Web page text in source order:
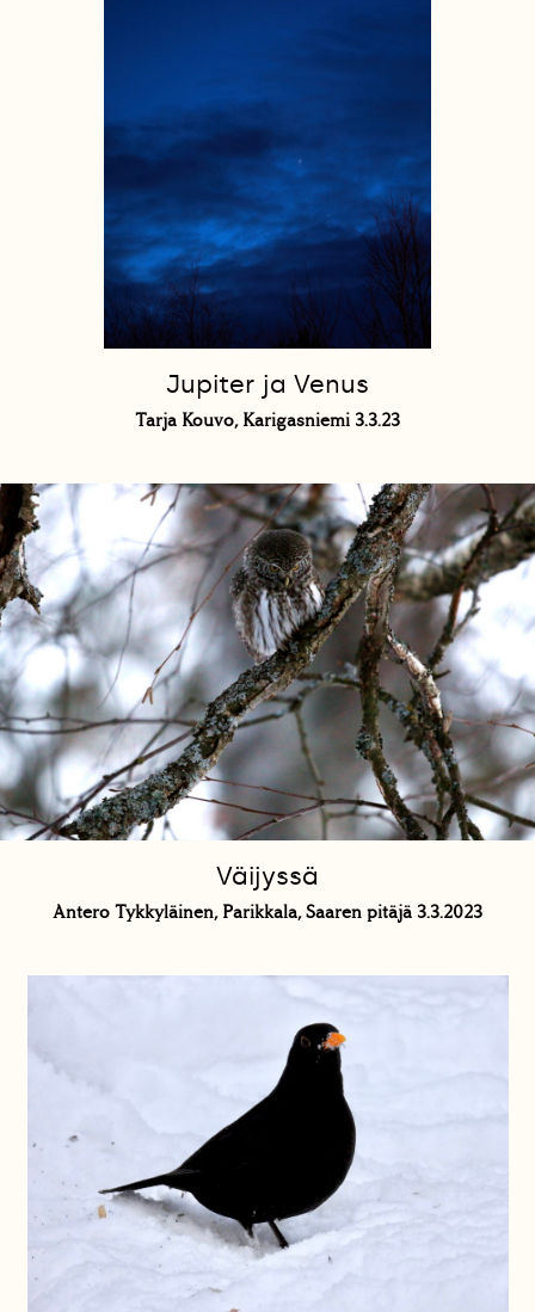
Jupiter ja Venus
Tarja Kouvo, Karigasniemi 3.3.23
Väijyssä
Antero Tykkyläinen, Parikkala, Saaren pitäjä 3.3.2023